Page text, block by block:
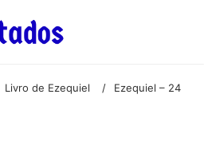
Livro de Ezequiel / Ezequiel – 24